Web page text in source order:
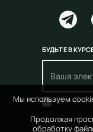
Мы используем
Продолжая
обработку
БУДЬТЕ В